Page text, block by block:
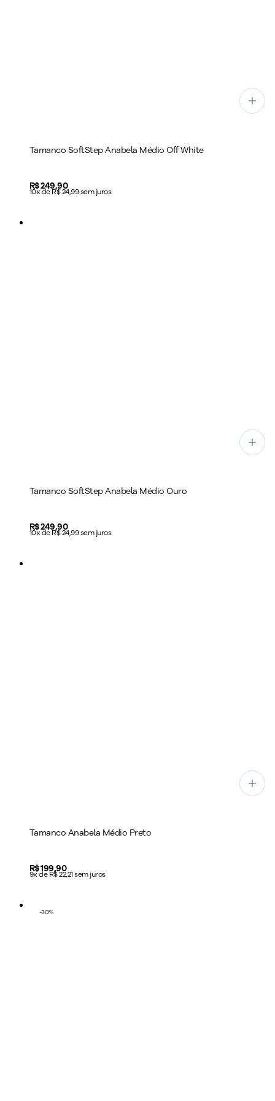
Tamanco SoftStep Anabela Médio Off White
Price:
R$ 249,90
10x de R$ 24,99 sem juros
Tamanco SoftStep Anabela Médio Ouro
Price:
R$ 249,90
10x de R$ 24,99 sem juros
Tamanco Anabela Médio Preto
Price:
R$ 199,90
9x de R$ 22,21 sem juros
-30%